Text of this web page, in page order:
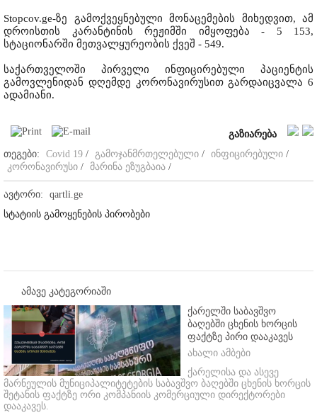
Stopcov.ge-ზე გამოქვეყნებული მონაცემების მიხედვით, ამ
დროისთის კარანტინის რეჟიმში იმყოფება - 5 153,
სტაციონარში მეთვალყურეობის ქვეშ - 549.
საქართველოში პირველი ინფიცირებული პაციენტის
გამოვლენიდან დღემდე კორონავირუსით გარდაიცვალა 6
ადამიანი.
გაზიარება
თეგები:
Covid 19 / გამოჯანმრთელებული / ინფიცირებული /
კორონავირუსი / მარინა ეზუგბაია /
ავტორი:
qartli.ge
სტატიის გამოყენების პირობები
ამავე კატეგორიაში
ქარელში საბავშვო
ბაღებში ცხენის ხორცის
ფაქტზე პირი დააკავეს
ახალი ამბები
ქარელისა და ასევე
მარნეულის მუნიციპალიტეტების საბავშვო ბაღებში ცხენის ხორცის
შეტანის ფაქტზე ორი კომპანიის კომერციული დირექტორები
დააკავეს.